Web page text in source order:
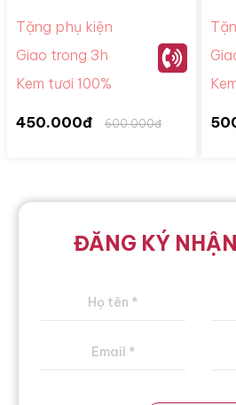
Tặng phụ kiện
Giao trong 3h
Kem tươi 100%
450.000đ 600.000đ
ĐĂNG KÝ